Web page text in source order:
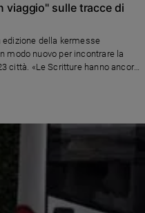
viaggio" sulle tracce di
della kermesse
città. «Le Scritture hanno ancora
Roberta Rocelli, 38 anni, la